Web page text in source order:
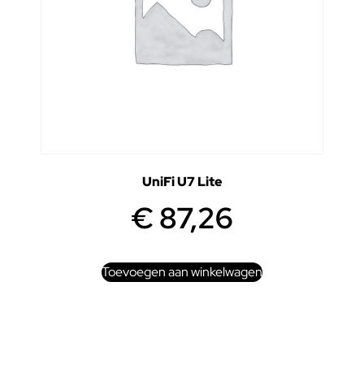
UniFi U7 Lite
€87,26
Toevoegen aan winkelwagen